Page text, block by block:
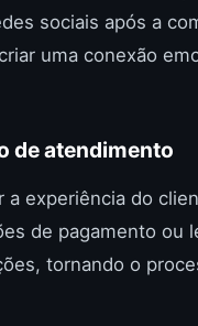
sociais após a
uma conexão
de atendimento
experiência do
de pagamento ou
tornando o